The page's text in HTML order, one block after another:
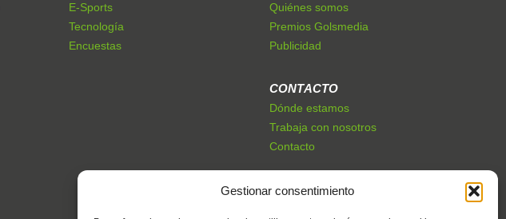
Gestionar consentimiento
E-Sports
Tecnología
Encuestas
Quiénes somos
Premios Golsmedia
Publicidad
CONTACTO
Dónde estamos
Trabaja con nosotros
Contacto